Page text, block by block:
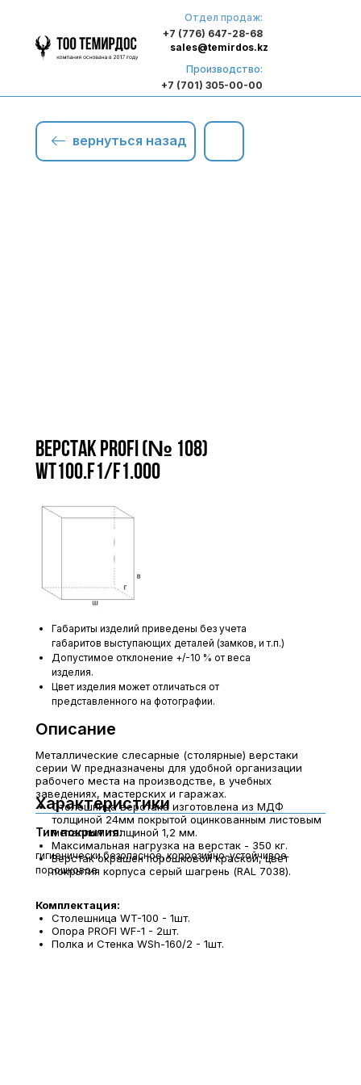
Отдел продаж:
+7 (776) 647-28-68
Производство:
+7 (701) 305-00-00
sales@temirdos.kz
вернуться назад
Верстак Profi (№ 108)
WT100.F1/F1.000
Описание
Металлические слесарные (столярные) верстаки
серии W предназначены для удобной организации
рабочего места на производстве, в учебных
заведениях, мастерских и гаражах.
Столешница верстака изготовлена из МДФ
толщиной 24мм покрытой оцинкованным листовым
металлом толщиной 1,2 мм.
Максимальная нагрузка на верстак - 350 кг.
Верстак окрашен порошковой краской, цвет
покрытия корпуса серый шагрень (RAL 7038).
Комплектация:
Столешница WT-100 - 1шт.
Опора PROFI WF-1 - 2шт.
Полка и Стенка WSh-160/2 - 1шт.
Габариты изделий приведены без учета
габаритов выступающих деталей (замков, и т.п.)
Допустимое отклонение +/-10 % от веса
изделия.
Цвет изделия может отличаться от
представленного на фотографии.
Характеристики
гигиенически безопасное, коррозийно-устойчивое
порошковое
Тип покрытия: